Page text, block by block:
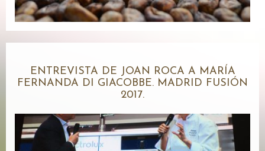
ENTREVISTA DE JOAN ROCA A MARÍA
FERNANDA DI GIACOBBE. MADRID FUSIÓN
2017.